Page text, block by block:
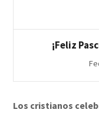
¡Feliz
Los cristianos